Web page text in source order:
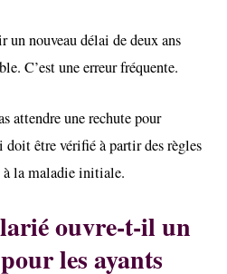
un nouveau délai de deux ans
C’est une erreur fréquente.
attendre une rechute pour
doit être vérifié à partir des règles
à la maladie initiale.
ouvre-t-il un
les ayants